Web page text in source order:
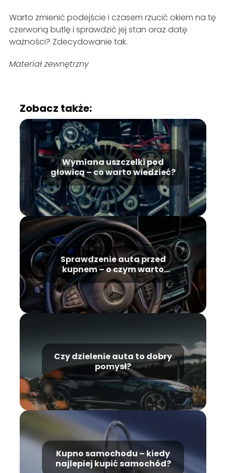
Warto zmienić podejście i czasem rzucić okiem na tę
czerwoną butlę i sprawdzić jej stan oraz datę
ważności? Zdecydowanie tak.
Materiał zewnętrzny
Zobacz także:
Wymiana uszczelki pod
głowicą – co warto wiedzieć?
Sprawdzenie auta przed
kupnem – o czym warto
pamiętać?
Czy dzielenie auta to dobry
pomysł?
Kupno samochodu – kiedy
najlepiej kupić samochód?